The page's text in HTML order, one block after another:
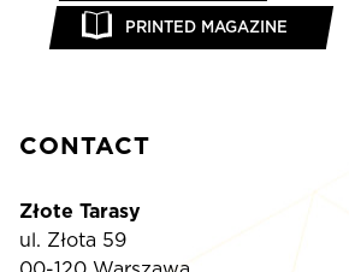
CONTACT
Złote Tarasy
ul. Złota 59
PRINTED MAGAZINE